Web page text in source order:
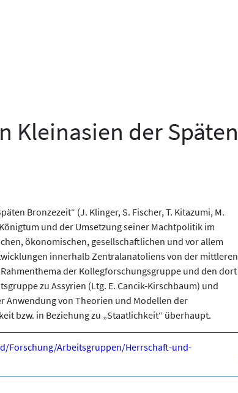
Kleinasien der Späten
Bronzezeit“ (J. Klinger, S. Fischer, T. Kitazumi, M.
und der Umsetzung seiner Machtpolitik im
ökono­mischen, gesellschaftlichen und vor allem
innerhalb Zentral­anatoliens von der mittleren
der Kollegforschungsgruppe und den dort
zu Assyrien (Ltg. E. Cancik-Kirschbaum) und
Anwendung von Theorien und Modellen der
bzw. in Beziehung zu „Staatlichkeit“ überhaupt.
Forschung/Arbeitsgruppen/Herrschaft-und-